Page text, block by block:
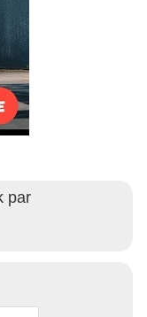
par